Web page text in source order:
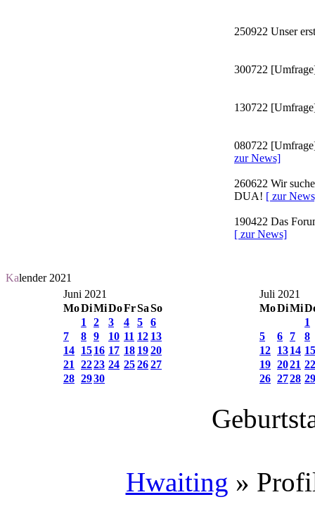
250922 Unser
300722
130722
080722
zur News]
260622 Wir
DUA! [ zur
190422 Das
[ zur News]
Kalender 2021
Juni 2021
MoDiMiDoFrSaSo
1
2 3 4 5
6
7
8 9 10 11 12 13
14 1516 17 18 1920
21
2223 24 252627
28 2930
Juli 2021
MoDiMi
1
5
6 7
8
12 1314 15
19 2021 22
26 2728 29
Hwaiting »